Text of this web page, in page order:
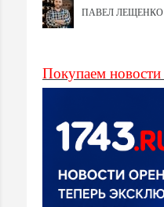
ПАВЕЛ ЛЕЩЕНКО
Покупаем новости